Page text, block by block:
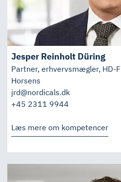
Jesper Reinholt Düring
Partner, erhvervsmægler, HD-F
Horsens
jrd@nordicals.dk
+45 2311 9944
Læs mere om kompetencer